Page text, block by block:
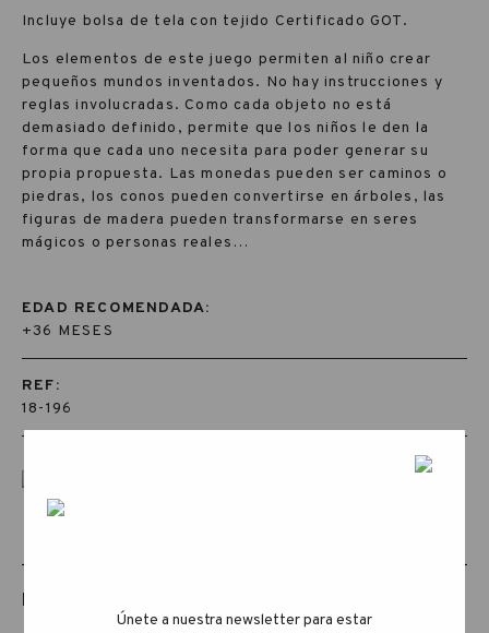
Incluye bolsa de tela con tejido Certificado GOT.
Los elementos de este juego permiten al niño crear
pequeños mundos inventados. No hay instrucciones y
reglas involucradas. Como cada objeto no está
demasiado definido, permite que los niños le den la
forma que cada uno necesita para poder generar su
propia propuesta. Las monedas pueden ser caminos o
piedras, los conos pueden convertirse en árboles, las
figuras de madera pueden transformarse en seres
mágicos o personas reales…
EDAD RECOMENDADA:
+36 MESES
REF:
18-196
PRODUCTOS RELACIONADOS
Únete a nuestra newsletter para estar